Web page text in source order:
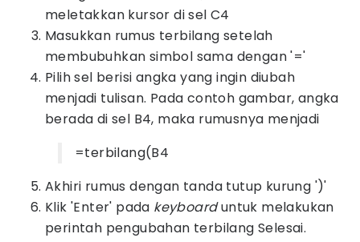
meletakkan kursor di sel C4
Masukkan rumus terbilang setelah
membubuhkan simbol sama dengan '='
Pilih sel berisi angka yang ingin diubah
menjadi tulisan. Pada contoh gambar, angka
berada di sel B4, maka rumusnya menjadi
=terbilang(B4
Akhiri rumus dengan tanda tutup kurung ')'
Klik 'Enter' pada keyboarduntuk melakukan
perintah pengubahan terbilang Selesai.